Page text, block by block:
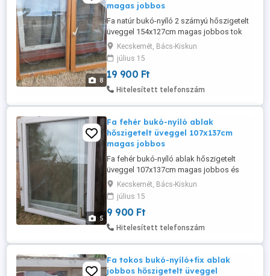
8
magas jobbos
Fa natúr bukó-nyíló 2 szárnyú hőszigetelt
üveggel 154x127cm magas jobbos tok
nélkül a képeken látható állapotban eladó.
Bal felső pánt törött, Roto vasalat jól
működik! A tokba becsukódó méretet
adtam meg.
Kecskemét, Bács-Kiskun
július 15
19 900 Ft
Hitelesített telefonszám
5
Fa fehér bukó-nyíló ablak
hőszigetelt üveggel 107x137cm
magas jobbos
Fa fehér bukó-nyíló ablak hőszigetelt
üveggel 107x137cm magas jobbos és
balos tok nélkül a képeken látható
állapotban eladó. A tokba becsukódó
méretet adtam meg. Az ár 1db-ra
vonatkozik!
Kecskemét, Bács-Kiskun
július 15
9 900 Ft
Hitelesített telefonszám
Fa tokos bukó-nyíló+fix ablak
jobbos hőszigetelt üveggel